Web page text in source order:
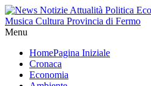
Menu
HomePagina Iniziale
Cronaca
Economia